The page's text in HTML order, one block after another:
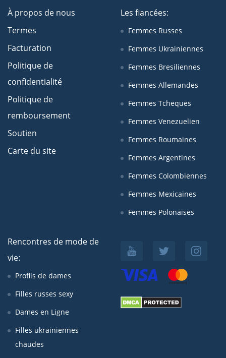
À propos de nous
Termes
Facturation
Politique de
confidentialité
Politique de
remboursement
Soutien
Carte du site
Les fiancées:
Femmes Russes
Femmes Ukrainiennes
Femmes Bresiliennes
Femmes Allemandes
Femmes Tcheques
Femmes Venezuelien
Femmes Roumaines
Femmes Argentines
Femmes Colombiennes
Femmes Mexicaines
Femmes Polonaises
Rencontres de mode de
vie:
Profils de dames
Filles russes sexy
Dames en Ligne
Filles ukrainiennes
chaudes